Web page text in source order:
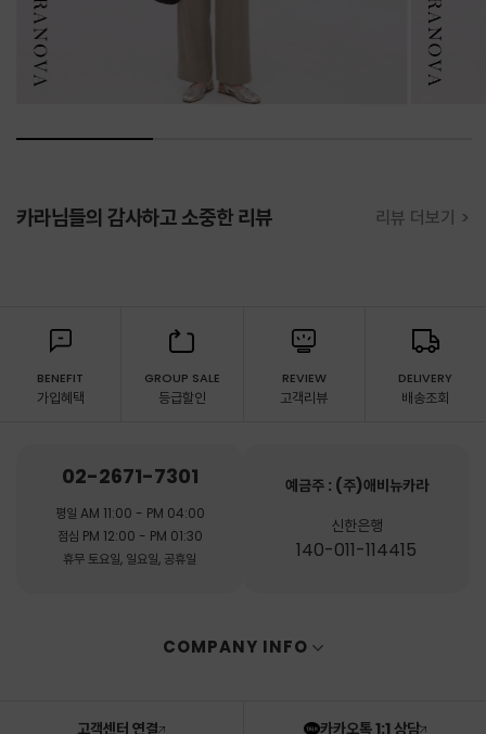
카라님들의 감사하고 소중한 리뷰 리뷰 더보기 >
BENEFIT
가입혜택
GROUP SALE
등급할인
REVIEW
고객리뷰
DELIVERY
배송조회
02-2671-7301
평일 AM 11:00 - PM 04:00
점심 PM 12:00 - PM 01:30
휴무 토요일, 일요일, 공휴일
예금주 : (주)애비뉴카라
신한은행
140-011-114415
COMPANY INFO
고객센터 연결 카카오톡 1:1 상담